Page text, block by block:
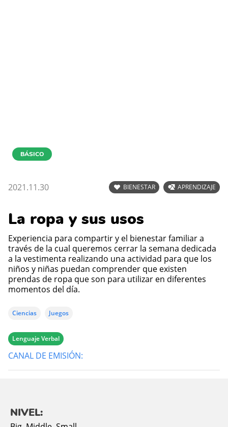
BÁSICO
2021.11.30 BIENESTAR APRENDIZAJE
La ropa y sus usos
Experiencia para compartir y el bienestar familiar a
través de la cual queremos cerrar la semana dedicada
a la vestimenta realizando una actividad para que los
niños y niñas puedan comprender que existen
prendas de ropa que son para utilizar en diferentes
momentos del día.
Ciencias Juegos
Lenguaje Verbal
CANAL DE EMISIÓN:
NIVEL: